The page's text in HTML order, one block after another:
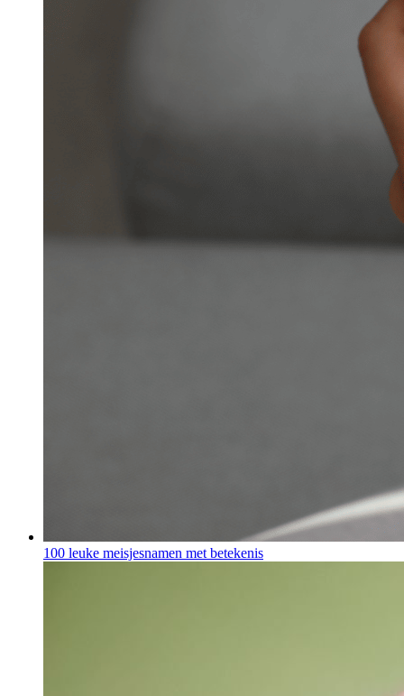
100 leuke meisjesnamen met betekenis